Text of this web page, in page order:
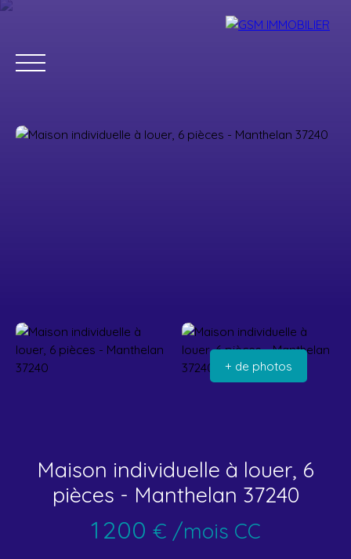
Parrainage
+ de photos
Maison individuelle à louer, 6
pièces - Manthelan 37240
1 200 € /mois CC